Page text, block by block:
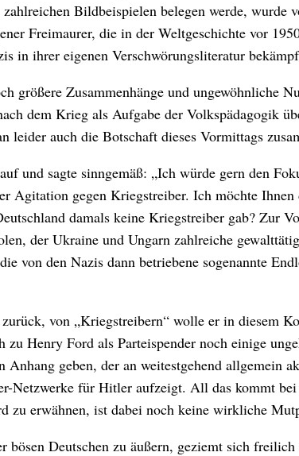
zahlreichen Bildbeispielen belegen werde, wurde
Freimaurer, die in der Weltgeschichte vor
in ihrer eigenen Verschwörungsliteratur
größere Zusammenhänge und ungewöhnliche
dem Krieg als Aufgabe der Volkspädagogik
auch die Botschaft dieses Vormittags
und sagte sinngemäß: „Ich würde gern den
gegen Kriegstreiber. Ich möchte Ihnen
damals keine Kriegstreiber gab? Zur
der Ukraine und Ungarn zahlreiche
von den Nazis dann betriebene sogenannte
von „Kriegstreibern“ wolle er in diesem
Henry Ford als Parteispender noch einige
geben, der an weitestgehend allgemein
Netzwerke für Hitler aufzeigt. All das kommt
zu erwähnen, ist dabei noch keine wirkliche
bösen Deutschen zu äußern, geziemt sich